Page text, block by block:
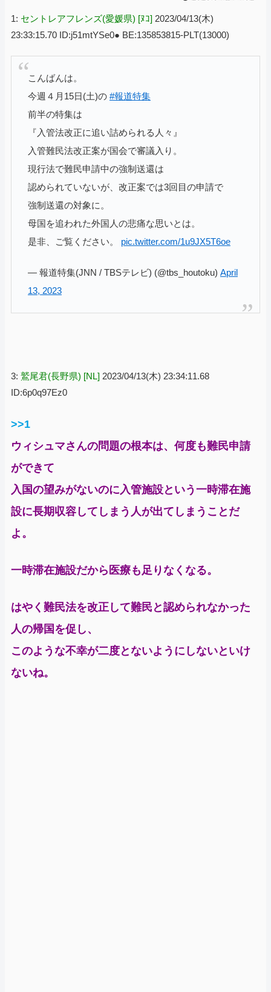
1: セントレアフレンズ(愛媛県) [ﾇｺ] 2023/04/13(木)
23:33:15.70 ID:j51mtYSe0● BE:135853815-PLT(13000)
こんばんは。
今週４月15日(土)の #報道特集
前半の特集は
『入管法改正に追い詰められる人々』
入管難民法改正案が国会で審議入り。
現行法で難民申請中の強制送還は
認められていないが、改正案では3回目の申請で
強制送還の対象に。
母国を追われた外国人の悲痛な思いとは。
是非、ご覧ください。 pic.twitter.com/1u9JX5T6oe
— 報道特集(JNN / TBSテレビ) (@tbs_houtoku) April
13, 2023
3: 鷲尾君(長野県) [NL] 2023/04/13(木) 23:34:11.68
ID:6p0q97Ez0
>>1
ウィシュマさんの問題の根本は、何度も難民申請
ができて
入国の望みがないのに入管施設という一時滞在施
設に長期収容してしまう人が出てしまうことだ
よ。
一時滞在施設だから医療も足りなくなる。
はやく難民法を改正して難民と認められなかった
人の帰国を促し、
このような不幸が二度とないようにしないといけ
ないね。